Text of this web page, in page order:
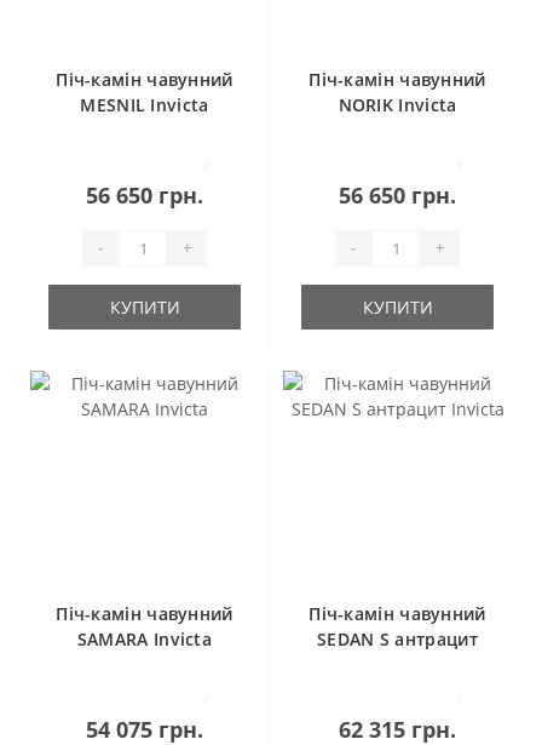
Піч-камін чавунний
MESNIL Invicta
56 650 грн.
- +
КУПИТИ
Піч-камін чавунний
NORIK Invicta
56 650 грн.
- +
КУПИТИ
Піч-камін чавунний
SAMARA Invicta
54 075 грн.
Піч-камін чавунний
SEDAN S антрацит
62 315 грн.